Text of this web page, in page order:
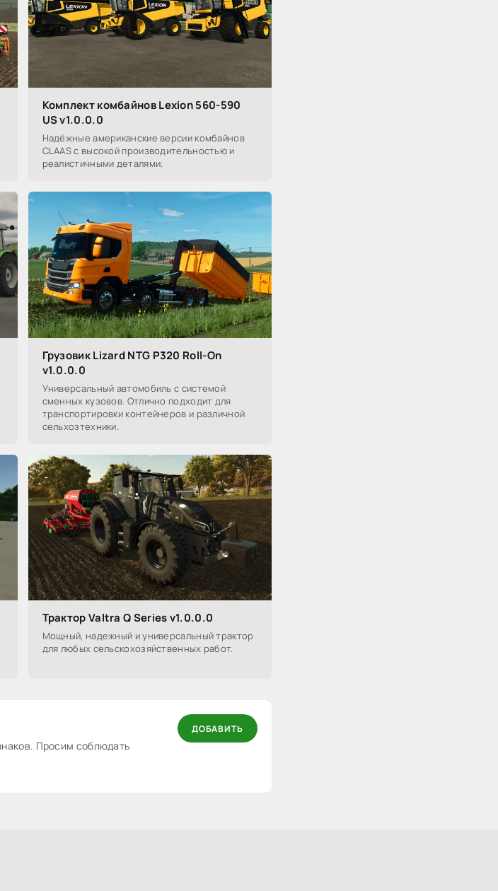
Комплект комбайнов Lexion 560-590
US v1.0.0.0
Надёжные американские версии комбайнов
CLAAS с высокой производительностью и
реалистичными деталями.
Грузовик Lizard NTG P320 Roll-On
v1.0.0.0
Универсальный автомобиль с системой
сменных кузовов. Отлично подходит для
транспортировки контейнеров и различной
сельхозтехники.
Трактор Valtra Q Series v1.0.0.0
Мощный, надежный и универсальный трактор
для любых сельскохозяйственных работ.
Просим соблюдать
ДОБАВИТЬ